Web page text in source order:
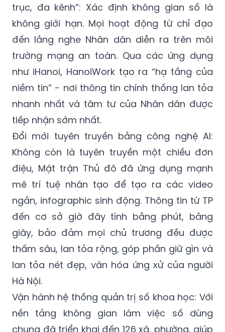
trục, đa kênh”: Xác định không gian số là
không giới hạn. Mọi hoạt động từ chỉ đạo
đến lắng nghe Nhân dân diễn ra trên môi
trường mạng an toàn. Qua các ứng dụng
như iHanoi, HanoiWork tạo ra “hạ tầng của
niềm tin” - nơi thông tin chính thống lan tỏa
nhanh nhất và tâm tư của Nhân dân được
tiếp nhận sớm nhất.
Đổi mới tuyên truyền bằng công nghệ AI:
Không còn là tuyên truyền một chiều đơn
điệu, Mặt trận Thủ đô đã ứng dụng mạnh
mẽ trí tuệ nhân tạo để tạo ra các video
ngắn, infographic sinh động. Thông tin từ TP
đến cơ sở giờ đây tính bằng phút, bằng
giây, bảo đảm mọi chủ trương đều được
thấm sâu, lan tỏa rộng, góp phần giữ gìn và
lan tỏa nét đẹp, văn hóa ứng xử của người
Hà Nội.
Vận hành hệ thống quản trị số khoa học: Với
nền tảng không gian làm việc số dùng
chung đã triển khai đến 126 xã, phường, giúp